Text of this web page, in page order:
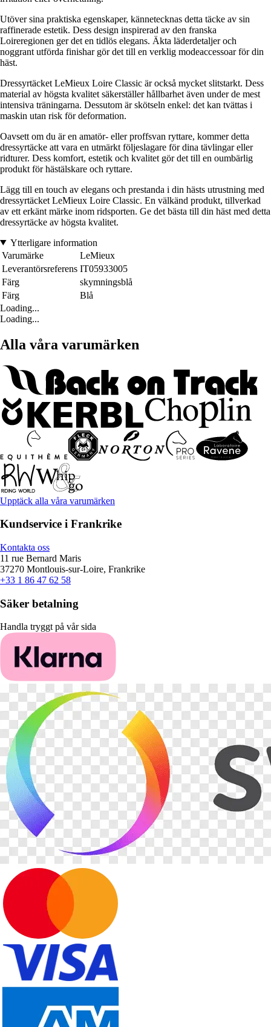
Utöver sina praktiska egenskaper, kännetecknas detta täcke av sin
raffinerade estetik. Dess design inspirerad av den franska
Loireregionen ger det en tidlös elegans. Äkta läderdetaljer och
noggrant utförda finishar gör det till en verklig modeaccessoar för din
häst.
Dressyrtäcket LeMieux Loire Classic är också mycket slitstarkt. Dess
material av högsta kvalitet säkerställer hållbarhet även under de mest
intensiva träningarna. Dessutom är skötseln enkel: det kan tvättas i
maskin utan risk för deformation.
Oavsett om du är en amatör- eller proffsvan ryttare, kommer detta
dressyrtäcke att vara en utmärkt följeslagare för dina tävlingar eller
ridturer. Dess komfort, estetik och kvalitet gör det till en oumbärlig
produkt för hästälskare och ryttare.
Lägg till en touch av elegans och prestanda i din hästs utrustning med
dressyrtäcket LeMieux Loire Classic. En välkänd produkt, tillverkad
av ett erkänt märke inom ridsporten. Ge det bästa till din häst med detta
dressyrtäcke av högsta kvalitet.
Ytterligare information
Varumärke
LeMieux
Leverantörsreferens IT05933005
Färg
skymningsblå
Färg
Blå
Loading...
Loading...
Alla våra varumärken
Upptäck alla våra varumärken
Kundservice i Frankrike
Kontakta oss
11 rue Bernard Maris
37270 Montlouis-sur-Loire, Frankrike
+33 1 86 47 62 58
Säker betalning
Handla tryggt på vår sida